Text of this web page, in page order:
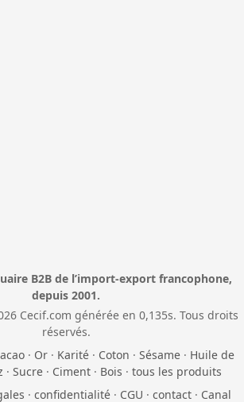
B2B de l’import-export francophone,
depuis 2001.
Cecif.com générée en 0,135s. Tous droits
réservés.
· Or · Karité · Coton · Sésame · Huile de
· Sucre· Ciment· Bois · tous les produits
· confidentialité · CGU · contact · Canal